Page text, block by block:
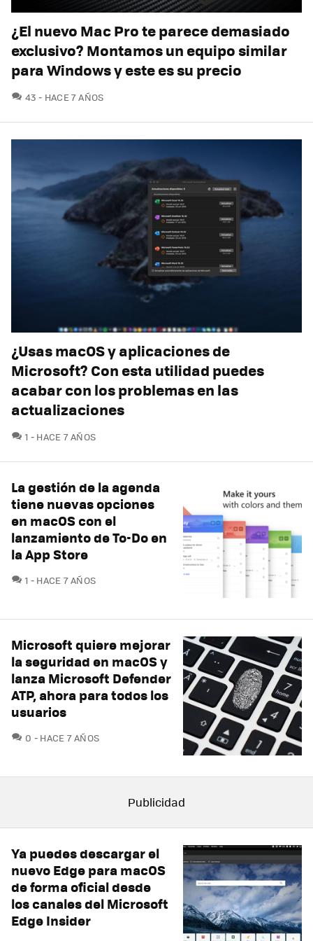
¿El nuevo Mac Pro te parece demasiado
exclusivo? Montamos un equipo similar
para Windows y este es su precio
43 COMENTARIOS
HACE 7 AÑOS
¿Usas macOS y aplicaciones de
Microsoft? Con esta utilidad puedes
acabar con los problemas en las
actualizaciones
1 COMENTARIOS
HACE 7 AÑOS
La gestión de la agenda
tiene nuevas opciones
en macOS con el
lanzamiento de To-Do en
la App Store
1 COMENTARIOS
HACE 7 AÑOS
Microsoft quiere mejorar
la seguridad en macOS y
lanza Microsoft Defender
ATP, ahora para todos los
usuarios
0 COMENTARIOS
HACE 7 AÑOS
Ya puedes descargar el
nuevo Edge para macOS
de forma oficial desde
los canales del Microsoft
Edge Insider